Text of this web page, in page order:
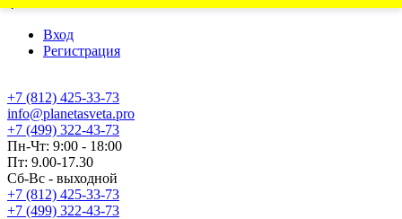
Вход
Регистрация
+7 (812) 425-33-73
info@planetasveta.pro
+7 (499) 322-43-73
Пн-Чт: 9:00 - 18:00
Пт: 9.00-17.30
Сб-Вс - выходной
+7 (812) 425-33-73
+7 (499) 322-43-73